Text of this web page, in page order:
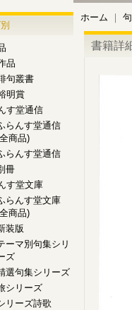
品
句叢書
明賞
す堂通信
らんす堂通信
商品)
らんす堂通信
冊
す堂文庫
らんす堂文庫
商品)
装版
ーマ別句集シリ
ズ
選句集シリーズ
シリーズ
リーズ詩歌
ホーム ｜
書籍詳